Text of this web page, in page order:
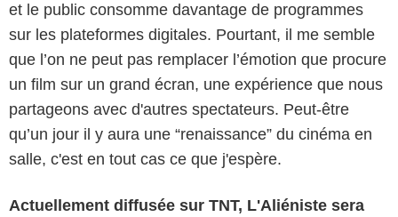
et le public consomme davantage de programmes
sur les plateformes digitales. Pourtant, il me semble
que l’on ne peut pas remplacer l’émotion que procure
un film sur un grand écran, une expérience que nous
partageons avec d'autres spectateurs. Peut-être
qu’un jour il y aura une “renaissance” du cinéma en
salle, c'est en tout cas ce que j'espère.
Actuellement diffusée sur TNT, L'Aliéniste sera